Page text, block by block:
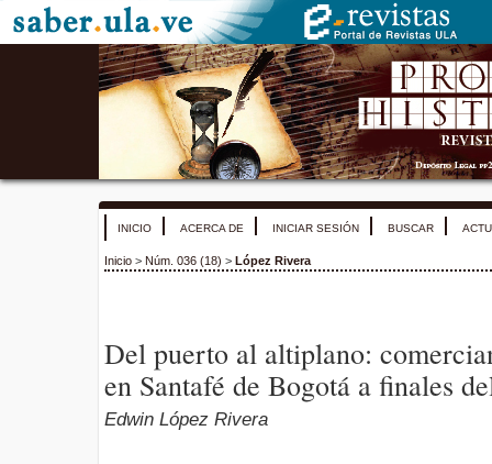
INICIO ACERCA DE INICIAR SESIÓN BUSCAR
Inicio > Núm. 036 (18) > López Rivera
Del puerto al altiplano:
en Santafé de Bogotá a finales
Edwin López Rivera